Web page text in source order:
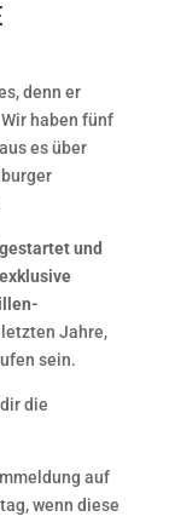
denn er
haben fünf
es über
und
Jahre,
sein.
die
auf
wenn diese